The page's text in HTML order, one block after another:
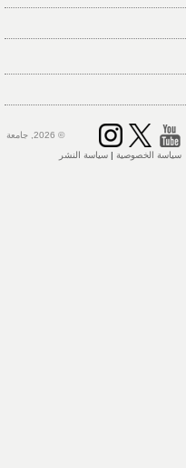
© 2026, جامعة
سياسة الخصوصية|سياسة النشر